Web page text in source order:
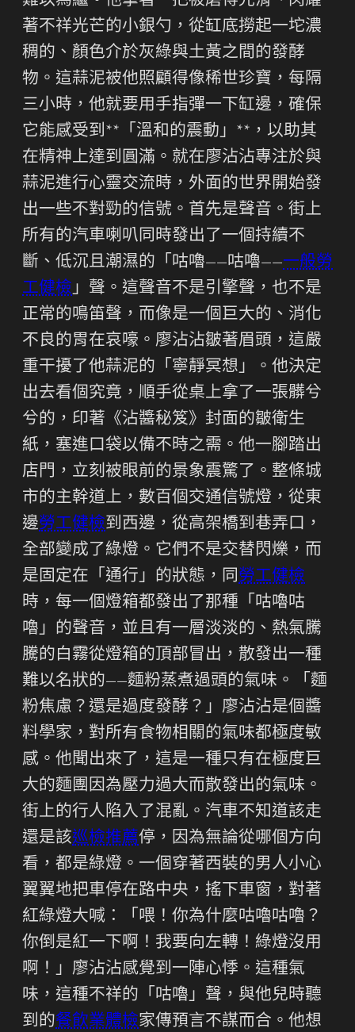
著不祥光芒的小銀勺，從缸底撈起一坨濃
稠的、顏色介於灰綠與土黃之間的發酵
物。這蒜泥被他照顧得像稀世珍寶，每隔
三小時，他就要用手指彈一下缸邊，確保
它能感受到**「溫和的震動」**，以助其
在精神上達到圓滿。就在廖沾沾專注於與
蒜泥進行心靈交流時，外面的世界開始發
出一些不對勁的信號。首先是聲音。街上
所有的汽車喇叭同時發出了一個持續不
斷、低沉且潮濕的「咕嚕——咕嚕——一般勞
工健檢」聲。這聲音不是引擎聲，也不是
正常的鳴笛聲，而像是一個巨大的、消化
不良的胃在哀嚎。廖沾沾皺著眉頭，這嚴
重干擾了他蒜泥的「寧靜冥想」。他決定
出去看個究竟，順手從桌上拿了一張髒兮
兮的，印著《沾醬秘笈》封面的皺衛生
紙，塞進口袋以備不時之需。他一腳踏出
店門，立刻被眼前的景象震驚了。整條城
市的主幹道上，數百個交通信號燈，從東
邊勞工健檢到西邊，從高架橋到巷弄口，
全部變成了綠燈。它們不是交替閃爍，而
是固定在「通行」的狀態，同勞工健檢
時，每一個燈箱都發出了那種「咕嚕咕
嚕」的聲音，並且有一層淡淡的、熱氣騰
騰的白霧從燈箱的頂部冒出，散發出一種
難以名狀的——麵粉蒸煮過頭的氣味。「麵
粉焦慮？還是過度發酵？」廖沾沾是個醬
料學家，對所有食物相關的氣味都極度敏
感。他聞出來了，這是一種只有在極度巨
大的麵團因為壓力過大而散發出的氣味。
街上的行人陷入了混亂。汽車不知道該走
還是該巡檢推薦停，因為無論從哪個方向
看，都是綠燈。一個穿著西裝的男人小心
翼翼地把車停在路中央，搖下車窗，對著
紅綠燈大喊：「喂！你為什麼咕嚕咕嚕？
你倒是紅一下啊！我要向左轉！綠燈沒用
啊！」廖沾沾感覺到一陣心悸。這種氣
味，這種不祥的「咕嚕」聲，與他兒時聽
到的餐飲業體檢家傳預言不謀而合。他想